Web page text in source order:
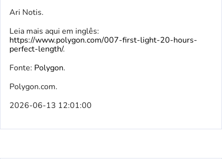
Ari Notis.
Leia mais aqui em inglês:
https://www.polygon.com/007-first-light-20-hours-
perfect-length/.
Fonte: Polygon.
Polygon.com.
2026-06-13 12:01:00